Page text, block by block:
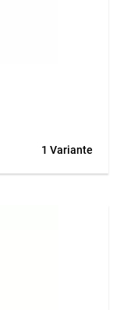
Reiniger
Ablagerungen auf
Bauteilen. Die
und
Das
und
ist
und
1 Variante